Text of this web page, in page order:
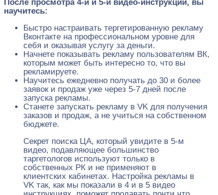
После просмотра 4-й и 5-й видео-инструкций, вы
научитесь:
Быстро настраивать тергетированную рекламу
Вконтакте на профессиональном уровне для
себя и оказывая услугу за деньги.
Начнете показывать рекламу пользователям ВК,
которым может быть интересно то, что вы
рекламируете.
Научитесь ежедневно получать до 30 и более
заявок и продаж уже через 5-7 дней после
запуска рекламы.
Станете запускать рекламу в VK для получения
заказов и продаж, а не учиться на собственном
бюджете.
Секрет поиска ЦА, который увидите в 5-м
видео, подавляющее большинство
таргетологов используют только в
собственных РК и не применяют в
клиентских кабинетах. Настройка рекламы в
VK так, как мы показали в 4 и в 5 видео